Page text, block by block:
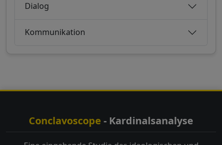
Dialog
Kommunikation
Conclavoscope - Kardinalsanalyse